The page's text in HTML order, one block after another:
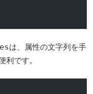
は、属性の文字列を手
利です。